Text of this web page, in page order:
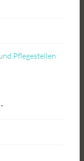
Pflegestellen